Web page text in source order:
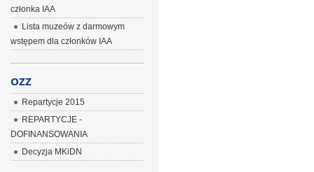
członka IAA
Lista muzeów z darmowym
wstępem dla członków IAA
OZZ
Repartycje 2015
REPARTYCJE -
DOFINANSOWANIA
Decyzja MKiDN